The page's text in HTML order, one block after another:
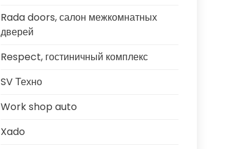
Rada doors, салон межкомнатных
дверей
Respect, гостиничный комплекс
SV Техно
Work shop auto
Xado